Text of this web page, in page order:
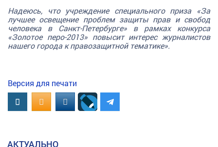
Надеюсь, что учреждение специального приза «За
лучшее освещение проблем защиты прав и свобод
человека в Санкт-Петербурге» в рамках конкурса
«Золотое перо-2013» повысит интерес журналистов
нашего города к правозащитной тематике».
Версия для печати
ВконтактеOK.RUMAIL.RU
АКТУАЛЬНО